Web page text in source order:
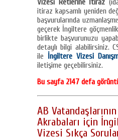
Vizesi Retlerine İtiraz
itiraz kapsamlı yeniden
başvurularında
geçerek İngiltere
birlikte başvurunuzu
detaylı bilgi alabilirsiniz.
ile İngiltere Vizesi
iletişime geçebilirsiniz.
Bu sayfa 2147 defa
AB
Akrabaları için
Vizesi Sıkça